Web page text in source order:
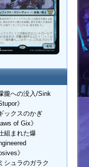
朧への没入/Sink
》
ックスのかぎ
of Gix》
組まれた爆
》
シュラのガラク